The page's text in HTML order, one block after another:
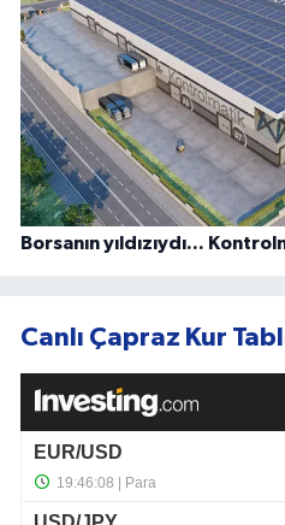
Borsanın yıldızıydı...
Canlı Çapraz Kur